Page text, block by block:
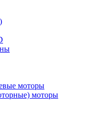
моторы
моторы